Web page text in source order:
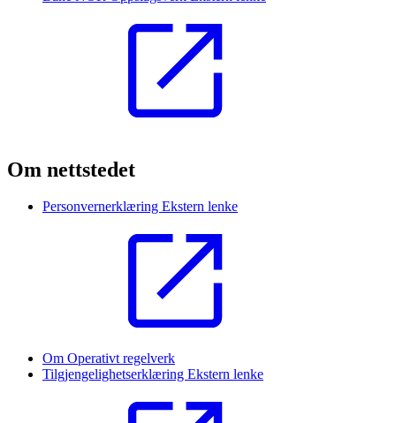
Om nettstedet
Personvernerklæring Ekstern lenke
Om Operativt regelverk
Tilgjengelighetserklæring Ekstern lenke